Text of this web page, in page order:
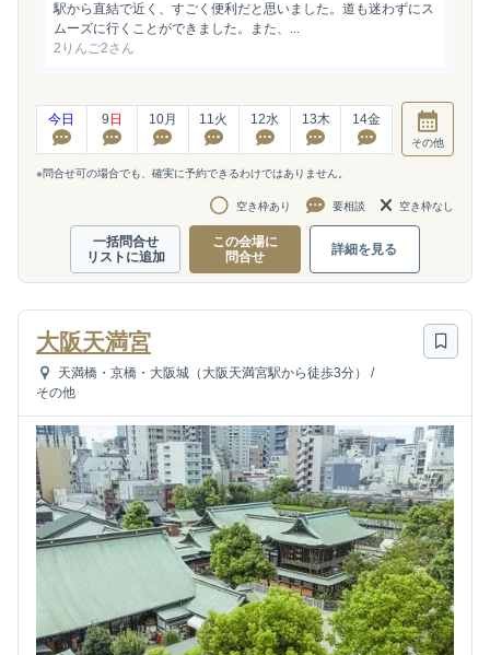
駅から直結で近く、すごく便利だと思いました。道も迷わずにス
ムーズに行くことができました。また、...
2りんご2さん
今日 9 日 10月 11 火 12水 13木 14金
その他
※問合せ可の場合でも、確実に予約できるわけではありません。
空き枠あり 要相談 空き枠なし
一括問合せ
リストに追加
この会場に
問合せ
詳細を見る
大阪天満宮
天満橋・京橋・大阪城（大阪天満宮駅から徒歩3分）
/
その他